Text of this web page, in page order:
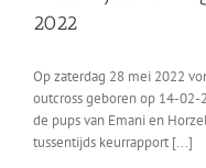
2022
Op zaterdag 28 mei 2022
outcross geboren op 14-02-
de pups van Emani en
tussentijds keurrapport [...]